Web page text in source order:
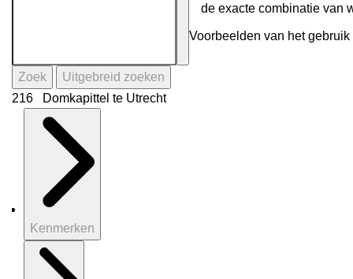
de exacte combinatie van
Voorbeelden van het
Zoek
Uitgebreid zoeken
216 Domkapittel te Utrecht
Kenmerken